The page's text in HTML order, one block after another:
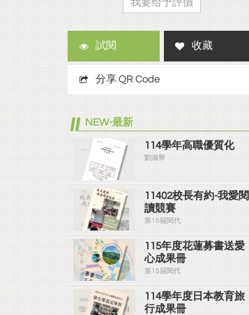
我要给予評價
試閱 收藏
分享 QR Code
NEW-最新
114學年高職優質化
劉淑華
11402校長有約-我愛閱
讀競賽
第15屆閱代
115年度花蓮募書送愛
心成果冊
第15屆閱代
114學年度日本教育旅
行成果冊